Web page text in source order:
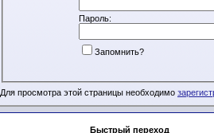
Пароль:
Запомнить?
Для просмотра этой страницы необходимо
Быстрый переход